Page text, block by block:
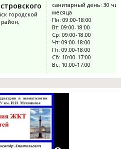
городской
санитарный день: 30
месяца
Пн: 09:00-18:00
Вт: 09:00-18:00
Ср: 09:00-18:00
Чт: 09:00-18:00
Пт: 09:00-18:00
Сб: 10:00-17:00
Вс: 10:00-17:00